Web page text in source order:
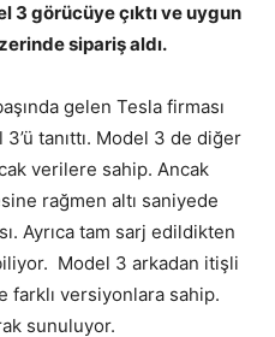
3 görücüye çıktı ve uygun
sipariş aldı.
gelen Tesla firması
tanıttı. Model 3 de diğer
verilere sahip. Ancak
rağmen altı saniyede
Ayrıca tam sarj edildikten
Model 3 arkadan itişli
farklı versiyonlara sahip.
sunuluyor.